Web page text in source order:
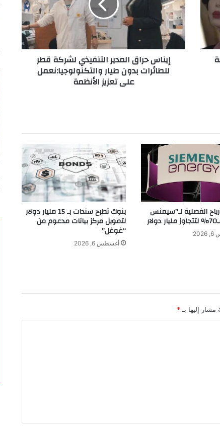
س
ح
ر
ا
ق
ل
ت
ن
ف
ي
ش
ر
ل
ط
ا
إيناس حراق المدير التنفيذي لشركة قطر
للطائرات بدون طيار والتكنولوجيا:نعمل
على تعزيز الأنظمة
الفصلية لـ”سيمنس بنوك تطرح سندات بـ 15 مليار دولار
لتمويل مركز بيانات مدعوم من
“غوغل”
أغسطس 6, 2026
مشار إليها بـ *